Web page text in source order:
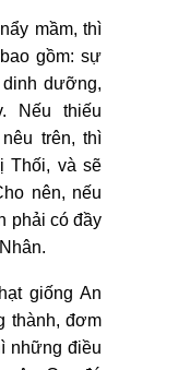
mầm, thì
gồm: sự
dưỡng,
Nếu thiếu
trên, thì
Thối, và sẽ
nên, nếu
phải có đầy
giống An
thành, đơm
những điều